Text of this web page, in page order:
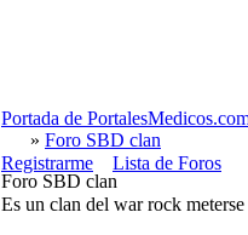
Portada de
» Foro SBD clan
Registrarme
Lista de Foros
Foro SBD clan
Es un clan del war rock meterse